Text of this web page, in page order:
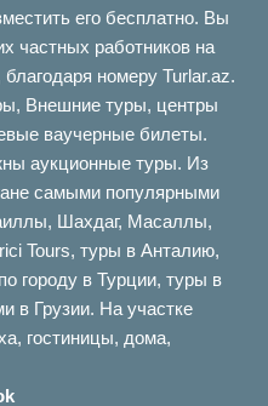
его бесплатно. Вы
частных работников на
номеру Turlar.az.
Внешние туры, центры
ваучерные билеты.
аукционные туры. Из
самыми популярными
Шахдаг, Масаллы,
Tours, туры в Анталию,
городу в Турции, туры в
в Грузии. На участке
гостиницы, дома,